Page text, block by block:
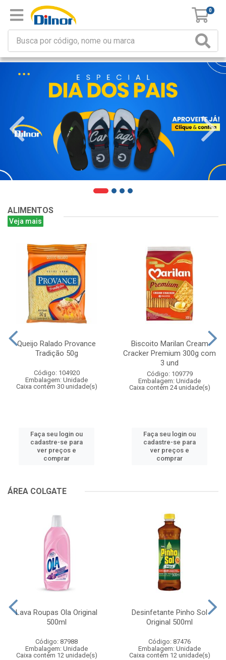
0
ALIMENTOS
Veja mais
Queijo Ralado Provance
Tradição 50g
Código: 104920
Embalagem: Unidade
Caixa contém 30 unidade(s)
Faça seu login ou
cadastre-se para
ver preços e
comprar
Biscoito Marilan Cream
Cracker Premium 300g com
3 und
Código: 109779
Embalagem: Unidade
Caixa contém 24 unidade(s)
Faça seu login ou
cadastre-se para
ver preços e
comprar
ÁREA COLGATE
Lava Roupas Ola Original
500ml
Código: 87988
Embalagem: Unidade
Caixa contém 12 unidade(s)
Desinfetante Pinho Sol
Original 500ml
Código: 87476
Embalagem: Unidade
Caixa contém 12 unidade(s)